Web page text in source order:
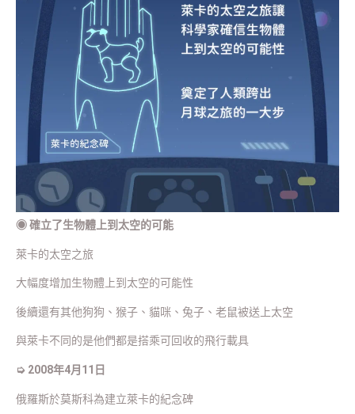
◉確立了生物體上到太空的可能
萊卡的太空之旅
大幅度增加生物體上到太空的可能性
後續還有其他狗狗、猴子、貓咪、兔子、老鼠被送上太空
與萊卡不同的是他們都是搭乘可回收的飛行載具
➭ 2008年4月11日
俄羅斯於莫斯科為建立萊卡的紀念碑